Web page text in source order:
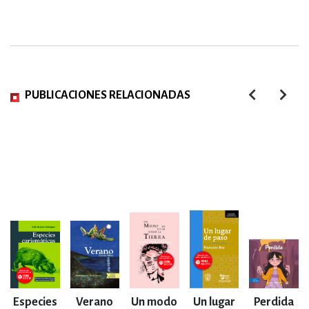
PUBLICACIONES RELACIONADAS
Especies
Verano
Un modo
Un lugar
Perdida